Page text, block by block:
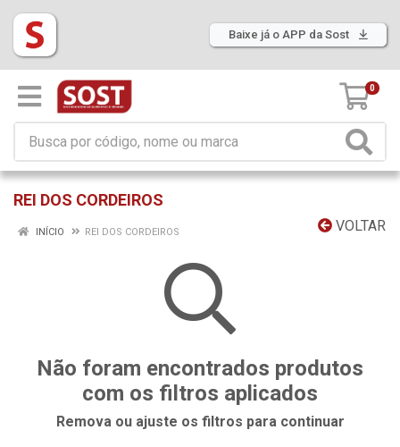
Baixe já o APP da Sost
0
REI DOS CORDEIROS
VOLTAR
INÍCIO REI DOS CORDEIROS
Não foram encontrados produtos
com os filtros aplicados
Remova ou ajuste os filtros para continuar